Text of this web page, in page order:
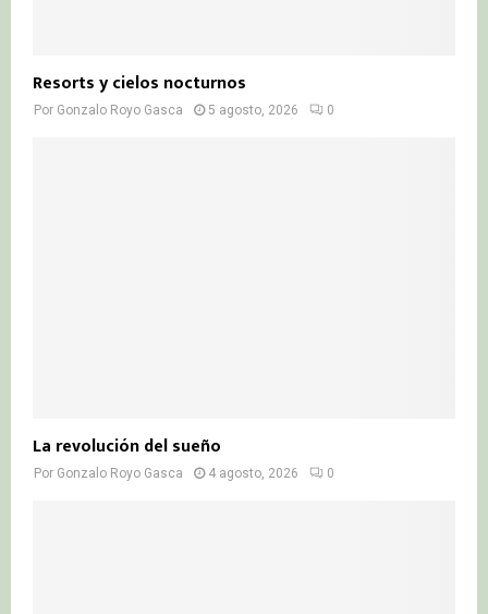
Resorts y cielos nocturnos
Por Gonzalo Royo Gasca 5 agosto, 2026 0
La revolución del sueño
Por Gonzalo Royo Gasca 4 agosto, 2026 0